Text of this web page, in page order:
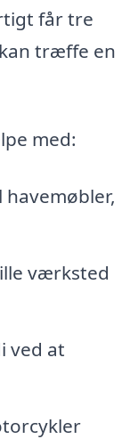
får tre
træffe en
med:
værksted
ved at